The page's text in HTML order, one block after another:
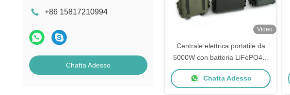
+86 15817210994
Chatta Adesso
Video
Centrale elettrica portatile da
5000W con batteria LiFePO4 e
inverter di onde sinusoide puro
per uso interno/esterno
Chatta Adesso